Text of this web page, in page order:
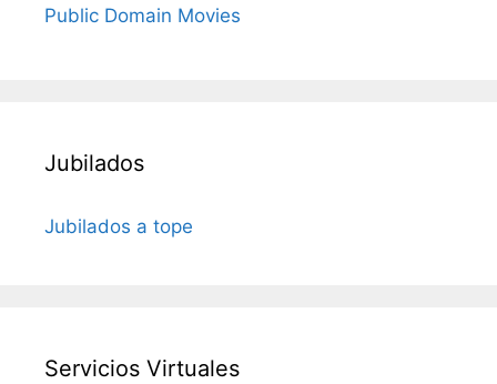
Public Domain Movies
Jubilados
Jubilados a tope
Servicios Virtuales